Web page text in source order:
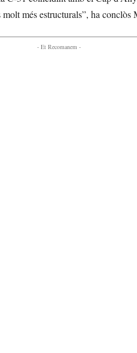
més estructurals”, ha conclòs
- Et Recomanem -